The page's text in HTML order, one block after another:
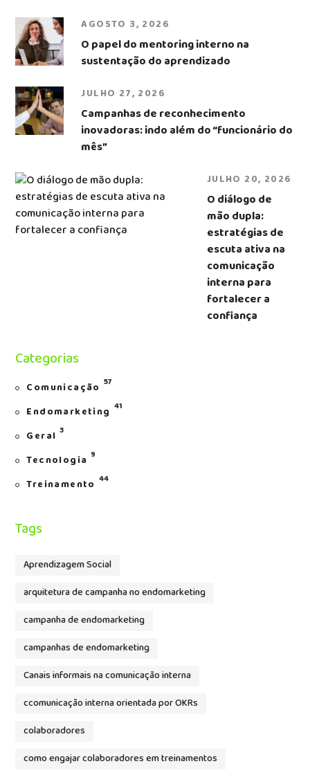
AGOSTO 3, 2026
O papel do mentoring interno na
sustentação do aprendizado
JULHO 27, 2026
Campanhas de reconhecimento
inovadoras: indo além do “funcionário do
mês”
JULHO 20, 2026
O diálogo de
mão dupla:
estratégias de
escuta ativa na
comunicação
interna para
fortalecer a
confiança
Categorias
Comunicação 57
Endomarketing 41
Geral 3
Tecnologia 9
Treinamento 44
Tags
Aprendizagem Social
arquitetura de campanha no endomarketing
campanha de endomarketing
campanhas de endomarketing
Canais informais na comunicação interna
ccomunicação interna orientada por OKRs
colaboradores
como engajar colaboradores em treinamentos